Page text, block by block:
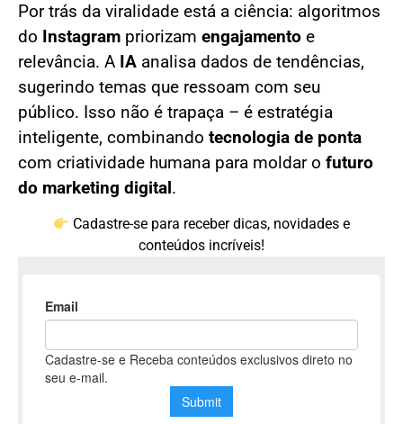
Por trás da viralidade está a ciência: algoritmos
do Instagram priorizam engajamento e
relevância. A IA analisa dados de tendências,
sugerindo temas que ressoam com seu
público. Isso não é trapaça – é estratégia
inteligente, combinando tecnologia de ponta
com criatividade humana para moldar o futuro
do marketing digital.
Cadastre-se para receber dicas, novidades e
conteúdos incríveis!